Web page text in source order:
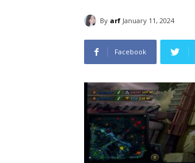
By arf January 11, 2024
Facebook